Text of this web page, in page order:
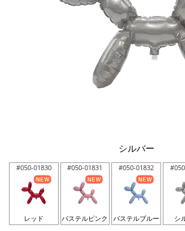
シルバー
#050-01830
レッド
#050-01831
パステルピンク
#050-01832
パステルブルー シ